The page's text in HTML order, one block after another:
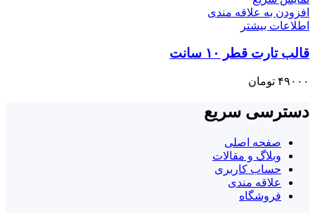
افزودن به علاقه مندی
اطلاعات بیشتر
قالب تارت قطر ۱۰ سانت
۴۹۰۰۰ تومان
دسترسی سریع
صفحه اصلی
وبلاگ و مقالات
حساب کاربری
علاقه مندی
فروشگاه